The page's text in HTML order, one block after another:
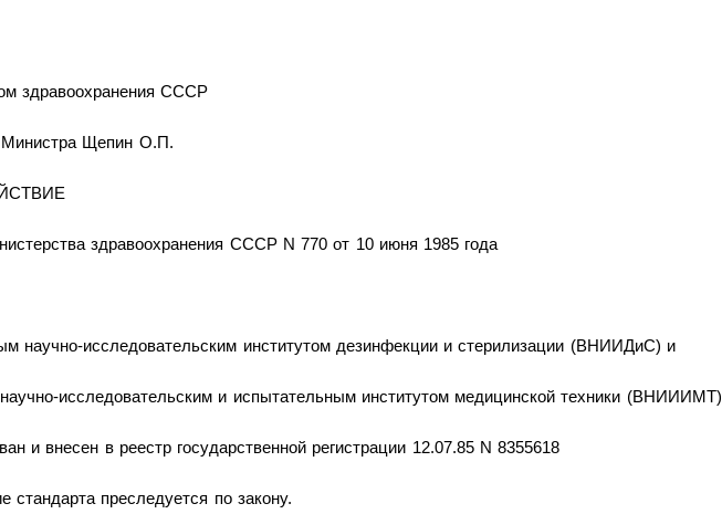
здравоохранения СССР
Министра Щепин О.П.
здравоохранения СССР N 770 от 10 июня 1985 года
научно-исследовательским институтом дезинфекции и стерилизации (ВНИИДиС) и
исследовательским и испытательным институтом медицинской техники (ВНИИИМТ)
и внесен в реестр государственной регистрации 12.07.85 N 8355618
стандарта преследуется по закону.